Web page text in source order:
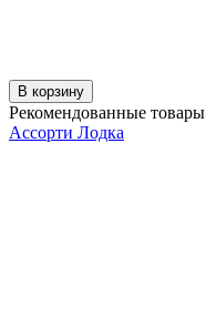
В корзину
Рекомендованные товары
Ассорти Лодка